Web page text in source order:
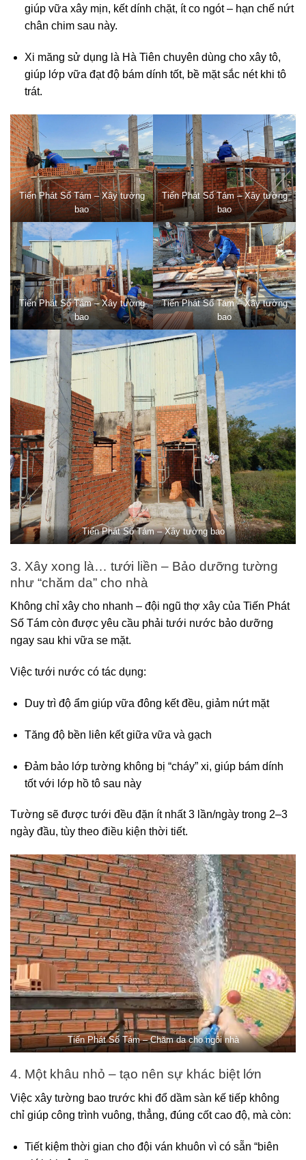
giúp vữa xây mịn, kết dính chặt, ít co ngót – hạn chế nứt
chân chim sau này.
Xi măng sử dụng là Hà Tiên chuyên dùng cho xây tô,
giúp lớp vữa đạt độ bám dính tốt, bề mặt sắc nét khi tô
trát.
Tiến Phát Số Tám – Xây tường
bao
Tiến Phát Số Tám – Xây tường
bao
Tiến Phát Số Tám – Xây tường
bao
Tiến Phát Số Tám – Xây tường
bao
Tiến Phát Số Tám – Xây tường bao
3. Xây xong là… tưới liền – Bảo dưỡng tường
như “chăm da” cho nhà
Không chỉ xây cho nhanh – đội ngũ thợ xây của Tiến Phát
Số Tám còn được yêu cầu phải tưới nước bảo dưỡng
ngay sau khi vữa se mặt.
Việc tưới nước có tác dụng:
Duy trì độ ẩm giúp vữa đông kết đều, giảm nứt mặt
Tăng độ bền liên kết giữa vữa và gạch
Đảm bảo lớp tường không bị “cháy” xi, giúp bám dính
tốt với lớp hồ tô sau này
Tường sẽ được tưới đều đặn ít nhất 3 lần/ngày trong 2–3
ngày đầu, tùy theo điều kiện thời tiết.
Tiến Phát Số Tám – Chăm da cho ngôi nhà
4. Một khâu nhỏ – tạo nên sự khác biệt lớn
Việc xây tường bao trước khi đổ dầm sàn kế tiếp không
chỉ giúp công trình vuông, thẳng, đúng cốt cao độ, mà còn:
Tiết kiệm thời gian cho đội ván khuôn vì có sẵn “biên